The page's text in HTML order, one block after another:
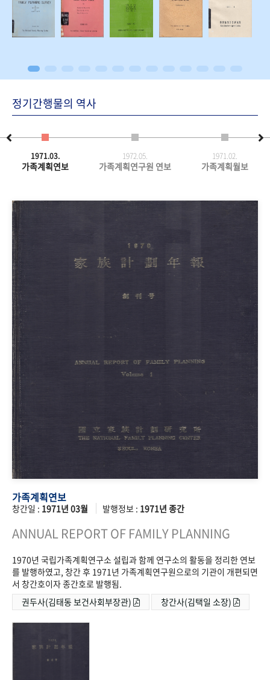
정기간행물의 역사
1971.03.
가족계획연보
1972.05.
가족계획연구원 연보
1971.02.
가족계획월보
가족계획연보
창간일 : 1971년 03월 발행정보 : 1971년 종간
ANNUAL REPORT OF FAMILY PLANNING
1970년 국립가족계획연구소 설립과 함께 연구소의 활동을 정리한 연보
를 발행하였고, 창간 후 1971년 가족계획연구원으로의 기관이 개편되면
서 창간호이자 종간호로 발행됨.
권두사(김태동 보건사회부장관)
창간사(김택일 소장)